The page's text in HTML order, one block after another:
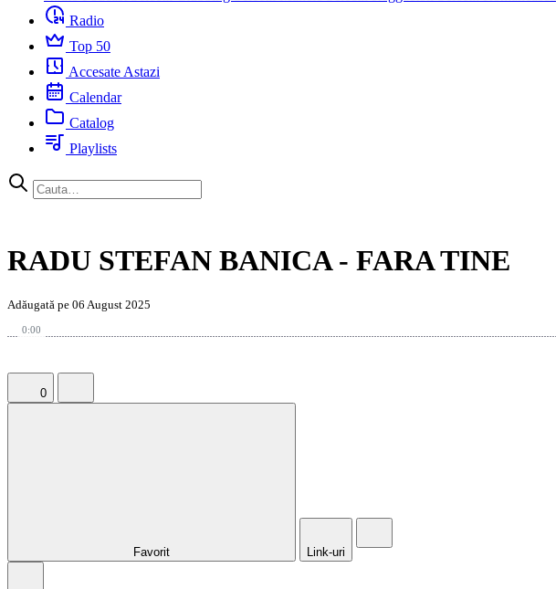
Radio
Top 50
Accesate Astazi
Calendar
Catalog
Playlists
RADU STEFAN BANICA - FARA TINE
Adăugată pe 06 August 2025
0:00
0
Favorit Link-uri